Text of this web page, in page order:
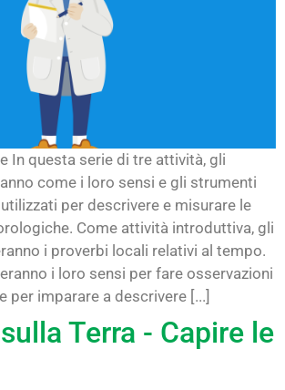
In questa serie di tre attività, gli
come i loro sensi e gli strumenti
per descrivere e misurare le
Come attività introduttiva, gli
i proverbi locali relativi al tempo.
i loro sensi per fare osservazioni
per imparare a descrivere [...]
Terra - Capire le